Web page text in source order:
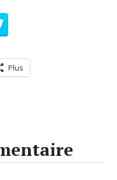
Plus